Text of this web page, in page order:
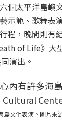
個太平洋島嶼
示範、歌舞表
程，晚間則有
of Life》大
演出。
島文化表演。圖片來